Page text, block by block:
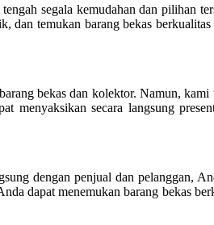
segala kemudahan dan pilihan
temukan barang bekas berkualitas
bekas dan kolektor. Namun,
secara langsung
dengan penjual dan pelanggan,
dapat menemukan barang bekas